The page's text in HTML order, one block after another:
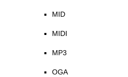
MID
MIDI
MP3
OGA